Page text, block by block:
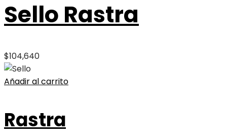
Sello Rastra
$104,640
Añadir al carrito
Rastra